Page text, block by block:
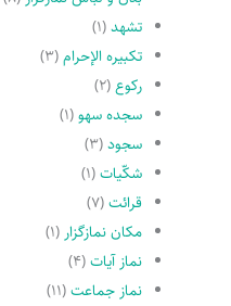
تشهد(۱)
تکبیره الإحرام(۳)
رکوع(۲)
سجده سهو(۱)
سجود(۳)
شکّیات(۱)
قرائت(۷)
مکان نمازگزار (۱)
نماز آیات(۴)
نماز جماعت(۱۱)